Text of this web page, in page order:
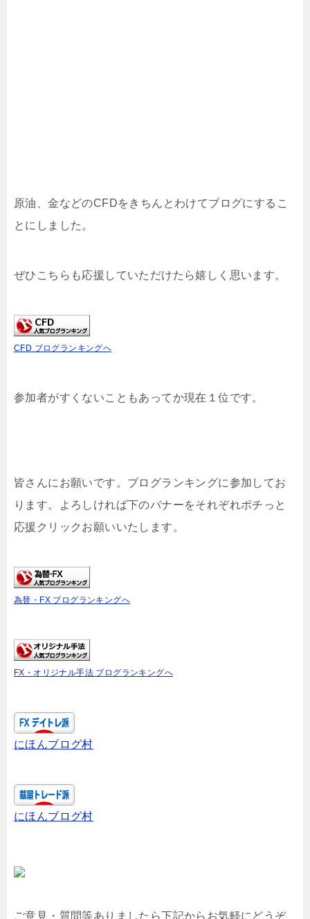
原油、金などのCFDをきちんとわけてブログにするこ
とにしました。
ぜひこちらも応援していただけたら嬉しく思います。
CFD ブログランキングへ
参加者がすくないこともあってか現在１位です。
皆さんにお願いです。ブログランキングに参加してお
ります。よろしければ下のバナーをそれぞれポチっと
応援クリックお願いいたします。
為替・FX ブログランキングへ
FX・オリジナル手法 ブログランキングへ
にほんブログ村
にほんブログ村
ご意見・質問等ありましたら下記からお気軽にどうぞ